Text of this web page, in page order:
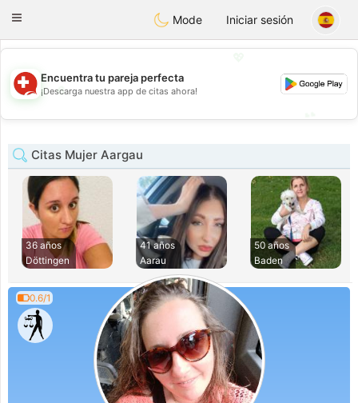
Suissi
Toggle
Mode Iniciar sesión
💖
💕
Encuentra tu pareja perfecta
¡Descarga nuestra app de citas ahora!
Citas Mujer Aargau
36 años
Döttingen
41 años
Aarau
50 años
Baden
0.6/1